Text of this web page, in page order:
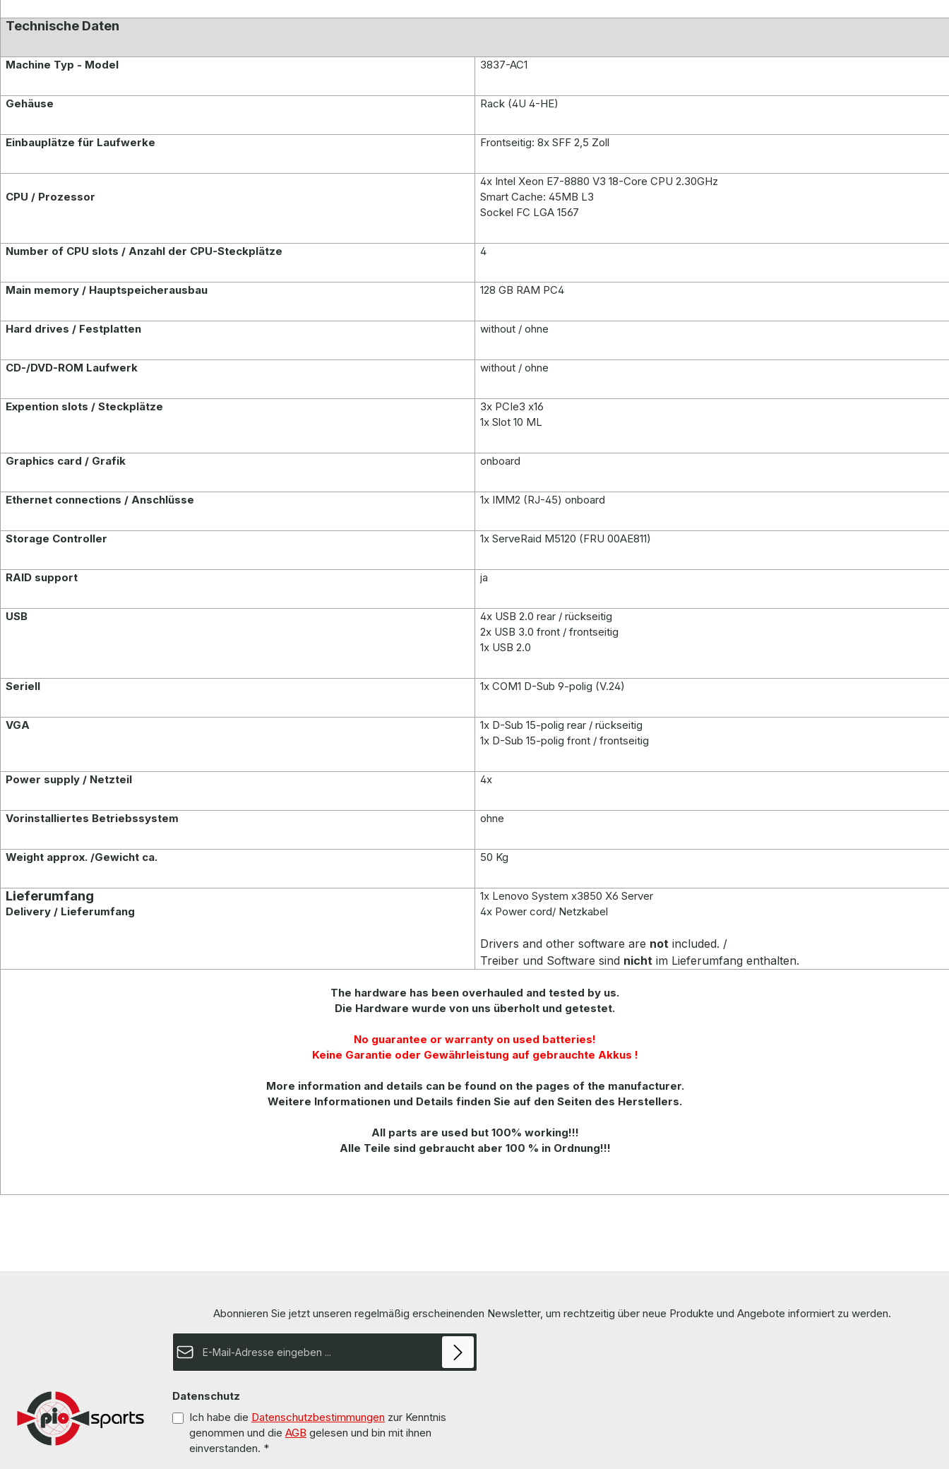
Technische Daten
Machine Typ - Model 3837-AC1
Gehäuse Rack (4U 4-HE)
Einbauplätze für Laufwerke Frontseitig: 8x SFF 2,5 Zoll
CPU / Prozessor
4x Intel Xeon E7-8880 V3 18-Core CPU 2.30GHz
Smart Cache: 45MB L3
Sockel FC LGA 1567
Number of CPU slots / Anzahl der CPU-Steckplätze 4
Main memory / Hauptspeicherausbau 128 GB RAM PC4
Hard drives / Festplatten without / ohne
CD-/DVD-ROM Laufwerk without / ohne
Expention slots / Steckplätze
3x PCIe3 x16
1x Slot 10 ML
Graphics card / Grafik onboard
Ethernet connections / Anschlüsse 1x IMM2 (RJ-45) onboard
Storage Controller 1x ServeRaid M5120 (FRU 00AE811)
RAID support ja
USB
4x USB 2.0 rear / rückseitig
2x USB 3.0 front / frontseitig
1x USB 2.0
Seriell 1x COM1 D-Sub 9-polig (V.24)
VGA
1x D-Sub 15-polig rear / rückseitig
1x D-Sub 15-polig front / frontseitig
Power supply / Netzteil 4x
Vorinstalliertes Betriebssystem ohne
Weight approx. /Gewicht ca. 50 Kg
Lieferumfang
Delivery / Lieferumfang
1x Lenovo System x3850 X6 Server
4x Power cord/ Netzkabel
Drivers and other software are not included. /
Treiber und Software sind nicht im Lieferumfang enthalten.
The hardware has been overhauled and tested by us.
Die Hardware wurde von uns überholt und getestet.
No guarantee or warranty on used batteries!
Keine Garantie oder Gewährleistung auf gebrauchte Akkus !
More information and details can be found on the pages of the manufacturer.
Weitere Informationen und Details finden Sie auf den Seiten des Herstellers.
All parts are used but 100% working!!!
Alle Teile sind gebraucht aber 100 % in Ordnung!!!
Abonnieren Sie jetzt unseren regelmäßig erscheinenden Newsletter, um rechtzeitig über neue Produkte und Angebote informiert zu werden.
E-Mail-Adresse*
Datenschutz
Ich habe die Datenschutzbestimmungen zur Kenntnis
genommen und die AGB gelesen und bin mit ihnen
einverstanden. *